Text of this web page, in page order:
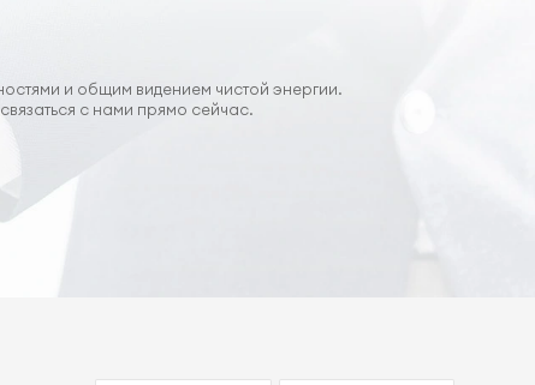
и общим видением чистой энергии.
с нами прямо сейчас.